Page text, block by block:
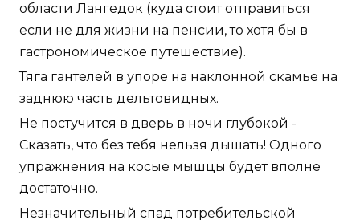
области Лангедок (куда стоит отправиться
если не для жизни на пенсии, то хотя бы в
гастрономическое путешествие).
Тяга гантелей в упоре на наклонной скамье на
заднюю часть дельтовидных.
Не постучится в дверь в ночи глубокой -
Сказать, что без тебя нельзя дышать! Одного
упражнения на косые мышцы будет вполне
достаточно.
Незначительный спад потребительской